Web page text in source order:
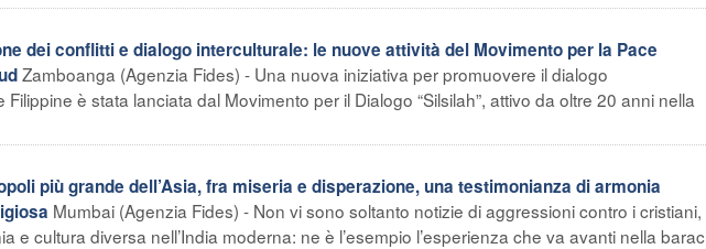
dei conflitti e dialogo interculturale: le nuove attività del Movimento per la Pace
Zamboanga (Agenzia Fides) - Una nuova iniziativa per promuovere il dialogo
è stata lanciata dal Movimento per il Dialogo “Silsilah”, attivo da oltre 20 anni nella
più grande dell’Asia, fra miseria e disperazione, una testimonianza di armonia
Mumbai (Agenzia Fides) - Non vi sono soltanto notizie di aggressioni contro i cristiani,
e cultura diversa nell’India moderna: ne è l’esempio l’esperienza che va avanti nella barac